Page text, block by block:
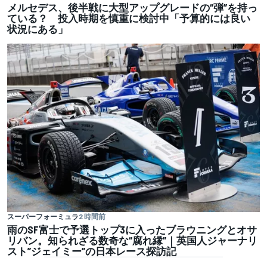
メルセデス、後半戦に大型アップグレードの“弾”を持っ
ている？ 投入時期を慎重に検討中「予算的には良い
状況にある」
スーパーフォーミュラ2 時間前
雨のSF富士で予選トップ3に入ったブラウニングとオサ
リバン。知られざる数奇な“腐れ縁”｜英国人ジャーナリ
スト”ジェイミー”の日本レース探訪記